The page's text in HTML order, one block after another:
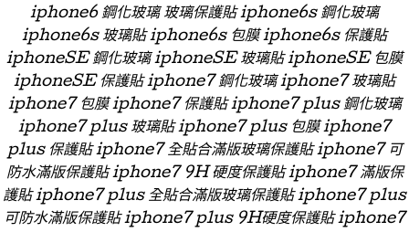
iphone6 鋼化玻璃 玻璃保護貼 iphone6s 鋼化玻璃
iphone6s 玻璃貼 iphone6s 包膜 iphone6s 保護貼
iphoneSE 鋼化玻璃 iphoneSE 玻璃貼 iphoneSE 包膜
iphoneSE 保護貼 iphone7 鋼化玻璃 iphone7 玻璃貼
iphone7 包膜 iphone7 保護貼 iphone7 plus 鋼化玻璃
iphone7 plus 玻璃貼 iphone7 plus 包膜 iphone7
plus 保護貼 iphone7 全貼合滿版玻璃保護貼 iphone7 可
防水滿版保護貼 iphone7 9H 硬度保護貼 iphone7 滿版保
護貼 iphone7 plus 全貼合滿版玻璃保護貼 iphone7 plus
可防水滿版保護貼 iphone7 plus 9H硬度保護貼 iphone7